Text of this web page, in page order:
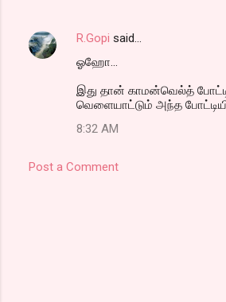
R.Gopi said…
ஓஹோ...
இது தான் காமன்வெல்த்
வெளையாட்டும் அந்த
8:32 AM
Post a Comment